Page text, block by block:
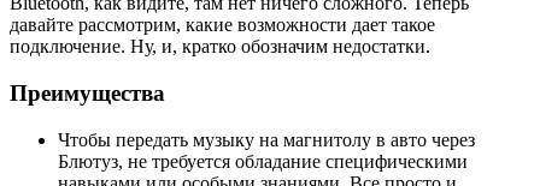
давайте рассмотрим, какие возможности дает такое
подключение. Ну, и, кратко обозначим недостатки.
Преимущества
Чтобы передать музыку на магнитолу в авто через
Блютуз, не требуется обладание специфическими